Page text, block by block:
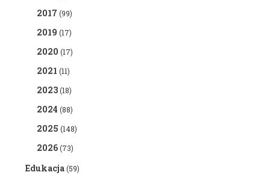
2017 (99)
2019 (17)
2020 (17)
2021 (11)
2023(18)
2024 (88)
2025 (148)
2026(73)
Edukacja(59)